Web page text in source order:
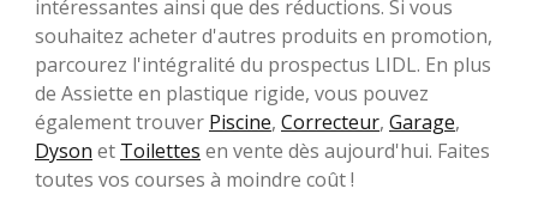
intéressantes ainsi que des réductions. Si vous
souhaitez acheter d'autres produits en promotion,
parcourez l'intégralité du prospectus LIDL. En plus
de Assiette en plastique rigide, vous pouvez
également trouver Piscine, Correcteur, Garage,
Dyson et Toilettes en vente dès aujourd'hui. Faites
toutes vos courses à moindre coût !